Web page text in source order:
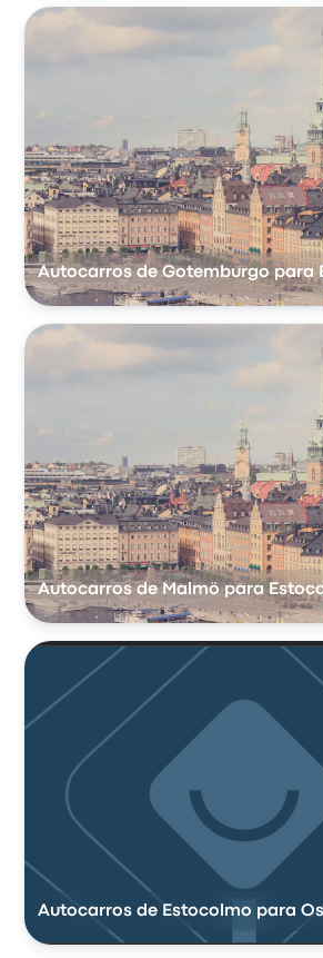
Autocarros de Gotemburgo para
Autocarros de Malmö para
Autocarros de Estocolmo para